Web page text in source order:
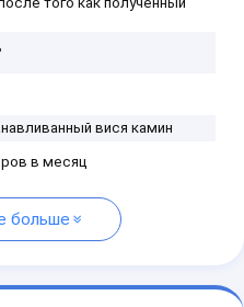
вися камин
в месяц
больше